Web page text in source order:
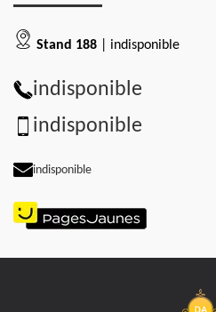
Stand 188 | indisponible
indisponible
indisponible
indisponible